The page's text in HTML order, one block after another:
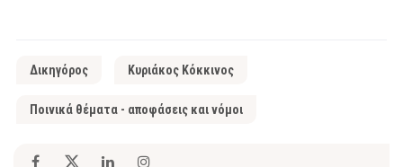
Δικηγόρος Κυριάκος Κόκκινος
Ποινικά θέματα - αποφάσεις και νόμοι